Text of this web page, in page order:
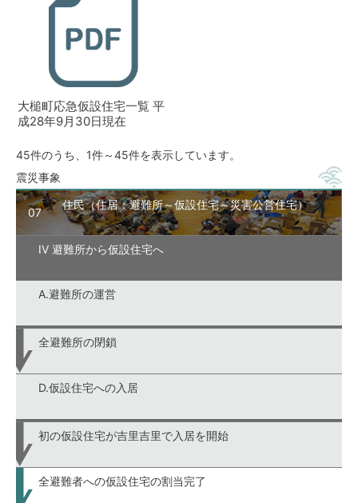
大槌町応急仮設住宅一覧 平
成28年9月30日現在
45件のうち、1件～45件を表示しています。
震災事象
07
住民（住居：避難所～仮設住宅～災害公営住宅）
IV 避難所から仮設住宅へ
A.避難所の運営
全避難所の閉鎖
D.仮設住宅への入居
初の仮設住宅が吉里吉里で入居を開始
全避難者への仮設住宅の割当完了